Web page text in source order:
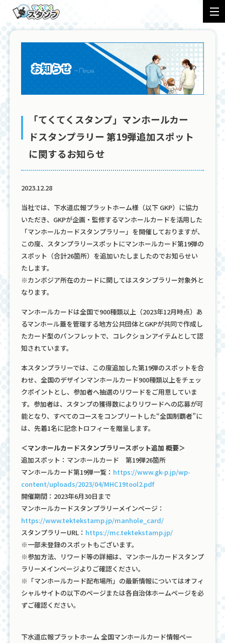
特徴 導入フロー 事例
お知らせ ナレッジ 料金
アプリ 問い合わせ
プライバシーポリシー ロゴ規定
「てくてくスタンプ」マンホールカー
ドスタンプラリー 第19弾追加スポット
に関するお知らせ
2023.12.28
当社では、下水道広報プラットホーム様（以下 GKP）に協力
いただき、GKPが企画・監修するマンホールカードを活用した
「マンホールカードスタンプラリー」を開催しておりますが、
この度、スタンプラリースポットにマンホールカード第19弾の
スポット（合計26箇所）を追加いたしましたのでお知らせい
たします。
※カンボジア所在のカードに関してはスタンプラリー対象外と
なります。
マンホールカードは全国で900種類以上（2023年12月時点）あ
るマンホール蓋を管理する地方公共団体とGKPが共同で作成し
たカード型のパンフレットで、コレクションアイテムとして認
知されています。
本スタンプラリーでは、この度追加した第19弾のスポットを合
わせ、全国のデザインマンホールカード900種類以上をチェッ
クポイントとし、参加者へ抽選のリワードをご用意していま
す。参加者は、スタンプの獲得数によりリワードへの応募が可
能となり、すべてのコースをコンプリートした“全国制覇者”に
は、先着1名に記念トロフィーを贈呈します。
＜マンホールカードスタンプラリースポット追加 概要＞
追加スポット：マンホールカード 第19弾26箇所
マンホールカード第19弾一覧： https://www.gk-p.jp/wp-
content/uploads/2023/04/MHC19tool2.pdf
開催期間：2023年6月30日まで
マンホールカードスタンプラリーメインページ：
https://www.tektekstamp.jp/manhole_card/
スタンプラリーURL： https://mc.tektekstamp.jp/
※一部未登録のスポットもございます。
※参加方法、リワード等の詳細は、マンホールカードスタンプ
ラリーメインページよりご確認ください。
※「マンホールカード配布場所」の最新情報についてはオフィ
シャルサイトの以下のページまたは各自治体ホームページを必
ずご確認ください。
下水道広報プラットホーム 全国マンホールカード情報ペー